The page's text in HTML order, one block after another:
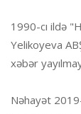
1990-cı ildə
Yelikoyeva
xəbər
Nəhayət